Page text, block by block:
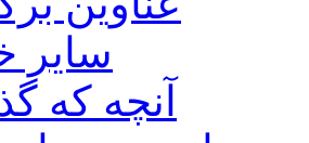
سایر
آنچه که